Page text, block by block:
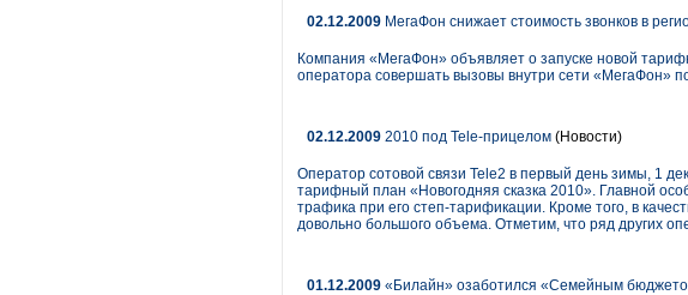
02.12.2009 МегаФон снижает стоимость звонков в
Компания «МегаФон» объявляет о запуске новой
оператора совершать вызовы внутри сети «МегаФон»
02.12.2009 2010 под Tele-прицелом (Новости)
Оператор сотовой связи Tele2 в первый день зимы, 1
тарифный план «Новогодняя сказка 2010». Главной
трафика при его степ-тарификации. Кроме того, в
довольно большого объема. Отметим, что ряд других
01.12.2009 «Билайн» озаботился «Семейным